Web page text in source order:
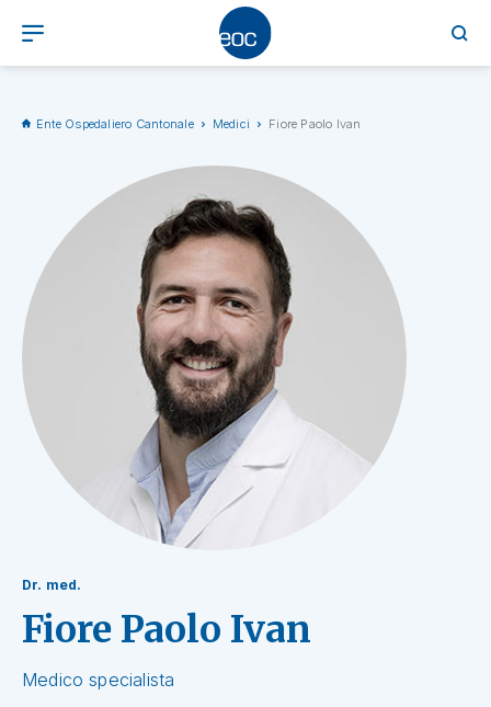
Ente Ospedaliero Cantonale Medici Fiore Paolo Ivan
Dr. med.
Fiore Paolo Ivan
Medico specialista